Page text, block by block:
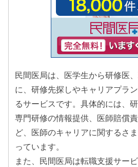
民間医局は、医学生から研修医
に、研修先探しやキャリアプラ
るサービスです。具体的には、
専門研修の情報提供、医師賠償
ど、医師のキャリアに関するさ
っています。
また、民間医局は転職支援サー